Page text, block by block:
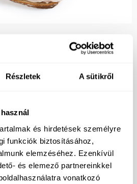
Részletek A sütikről
és hirdetések személyre
funkciók biztosításához,
elemzéséhez. Ezenkívül
és elemező partnereinkkel
vonatkozó